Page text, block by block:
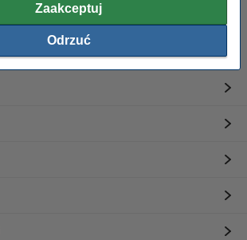
Zaakceptuj
Odrzuć
Potrzebujesz pomocy?
Skontaktuj się z nami 123 123 270
Pn-Pt od 8:00 do 16:00